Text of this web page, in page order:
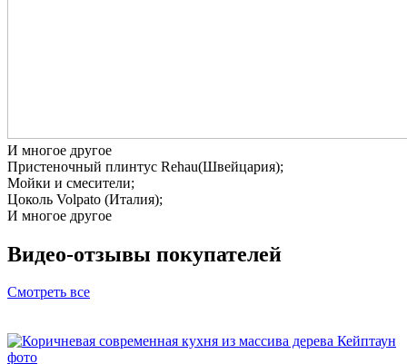
И многое другое
Пристеночный плинтус Rehau(Швейцария);
Мойки и смесители;
Цоколь Volpato (Италия);
И многое другое
Видео-отзывы покупателей
Смотреть все